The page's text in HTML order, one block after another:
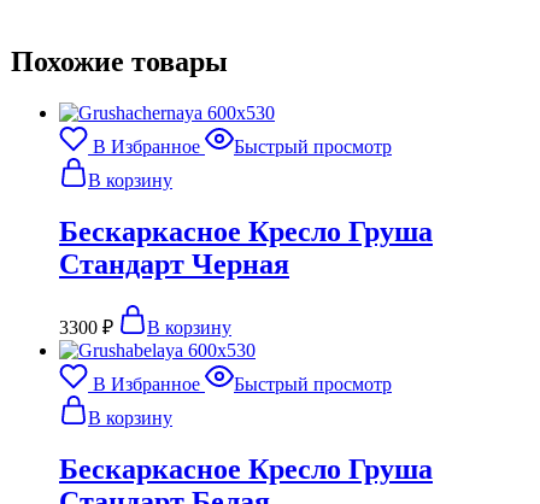
Похожие товары
В Избранное
Быстрый просмотр
В корзину
Бескаркасное Кресло Груша
Стандарт Черная
3300 ₽ В корзину
В Избранное
Быстрый просмотр
В корзину
Бескаркасное Кресло Груша